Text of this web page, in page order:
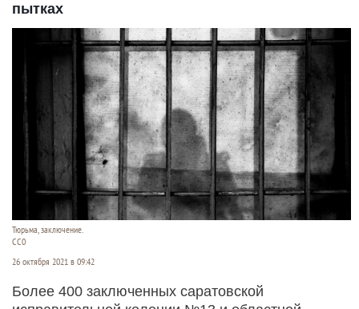
пытках
Тюрьма, заключение.
CC0
26 октября 2021 в 09:42
Более 400 заключенных саратовской